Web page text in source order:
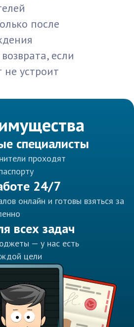
после
если
не устроит
специалисты
проходят
24/7
онлайн и готовы взяться за
всех задач
— у нас есть
цели